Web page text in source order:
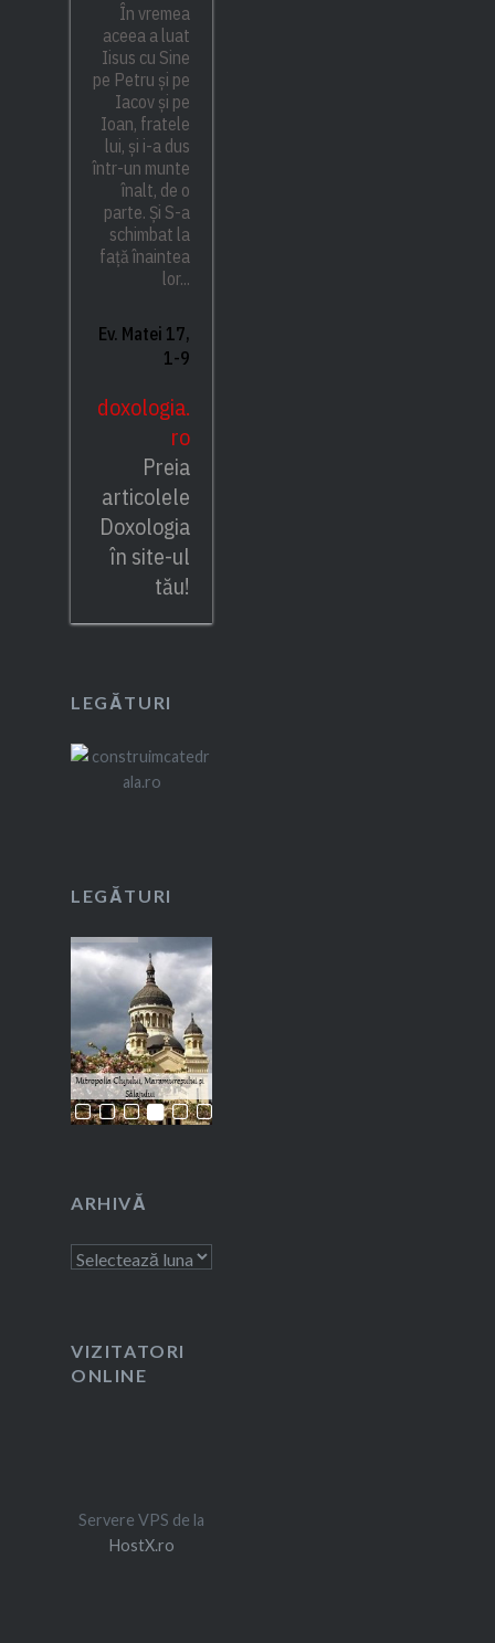
În vremea
aceea a luat
Iisus cu Sine
pe Petru și pe
Iacov și pe
Ioan, fratele
lui, și i-a dus
într-un munte
înalt, de o
parte. Și S-a
schimbat la
față înaintea
lor...
Ev. Matei 17,
1-9
doxologia.
ro
Preia
articolele
Doxologia
în site-ul
tău!
LEGĂTURI
LEGĂTURI
ARHIVĂ
Arhivă
VIZITATORI
ONLINE
Servere VPS de la
HostX.ro